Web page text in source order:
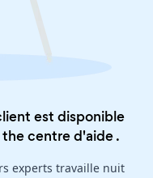
est disponible
thecentre d'aide.
experts travaille nuit